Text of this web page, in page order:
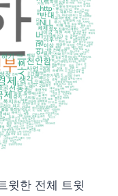
윗한 전체 트윗